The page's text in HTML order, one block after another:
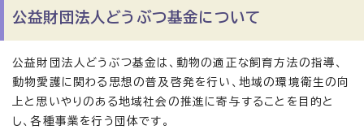
公益財団法人どうぶつ基金について
公益財団法人どうぶつ基金は、動物の適正な飼育方法の指導、
動物愛護に関わる思想の普及啓発を行い、地域の環境衛生の向
上と思いやりのある地域社会の推進に寄与することを目的と
し、各種事業を行う団体です。